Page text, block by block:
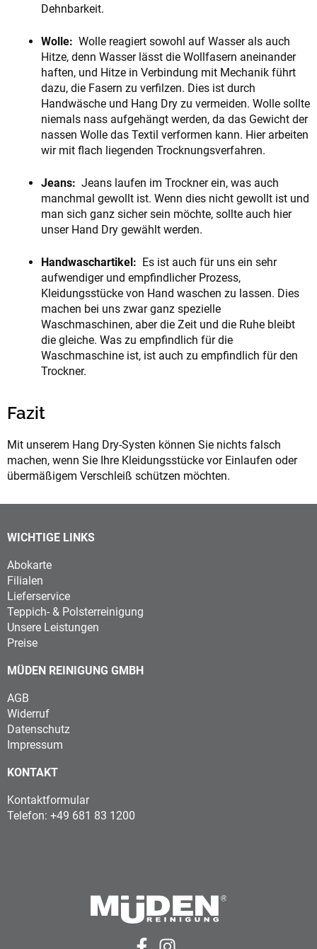
Dehnbarkeit.
Wolle: Wolle reagiert sowohl auf Wasser als auch
Hitze, denn Wasser lässt die Wollfasern aneinander
haften, und Hitze in Verbindung mit Mechanik führt
dazu, die Fasern zu verfilzen. Dies ist durch
Handwäsche und Hang Dry zu vermeiden. Wolle sollte
niemals nass aufgehängt werden, da das Gewicht der
nassen Wolle das Textil verformen kann. Hier arbeiten
wir mit flach liegenden Trocknungsverfahren.
Jeans: Jeans laufen im Trockner ein, was auch
manchmal gewollt ist. Wenn dies nicht gewollt ist und
man sich ganz sicher sein möchte, sollte auch hier
unser Hand Dry gewählt werden.
Handwaschartikel: Es ist auch für uns ein sehr
aufwendiger und empfindlicher Prozess,
Kleidungsstücke von Hand waschen zu lassen. Dies
machen bei uns zwar ganz spezielle
Waschmaschinen, aber die Zeit und die Ruhe bleibt
die gleiche. Was zu empfindlich für die
Waschmaschine ist, ist auch zu empfindlich für den
Trockner.
Fazit
Mit unserem Hang Dry-Systen können Sie nichts falsch
machen, wenn Sie Ihre Kleidungsstücke vor Einlaufen oder
übermäßigem Verschleiß schützen möchten.
WICHTIGE LINKS
Abokarte
Filialen
Lieferservice
Teppich- & Polsterreinigung
Unsere Leistungen
Preise
MÜDEN REINIGUNG GMBH
AGB
Widerruf
Datenschutz
Impressum
KONTAKT
Kontaktformular
Telefon: +49 681 83 1200